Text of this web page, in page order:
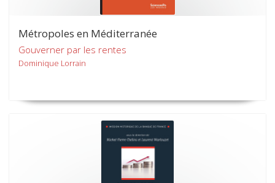
Métropoles en Méditerranée
Gouverner par les rentes
Dominique Lorrain